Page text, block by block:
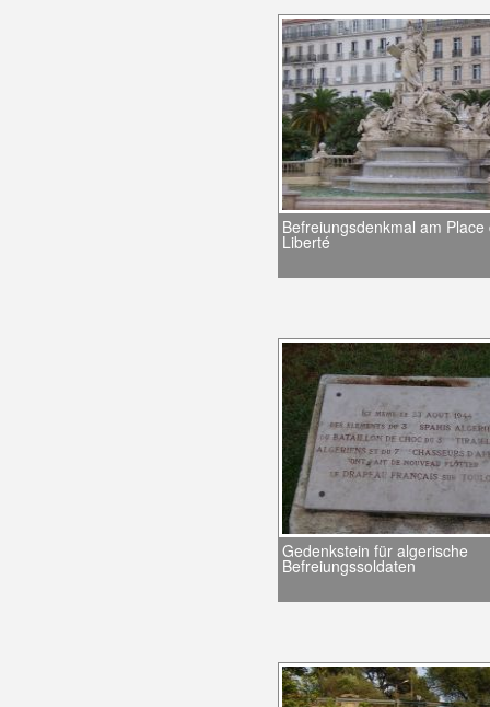
Befreiungsdenkmal am Place
Liberté
Gedenkstein für algerische
Befreiungssoldaten